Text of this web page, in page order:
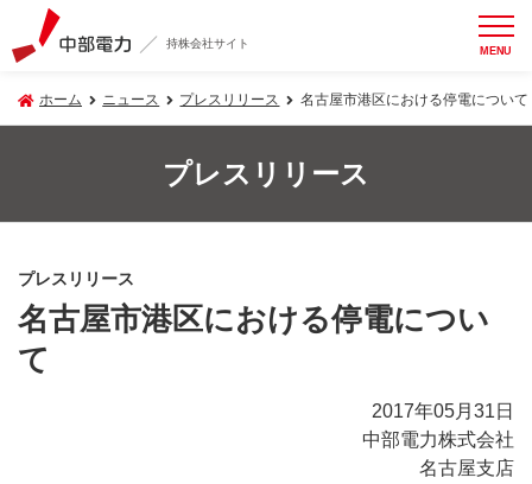
持株会社サイト MENU
ホーム ニュース プレスリリース 名古屋市港区における停電について
プレスリリース
プレスリリース
名古屋市港区における停電につい
て
2017年05月31日
中部電力株式会社
名古屋支店